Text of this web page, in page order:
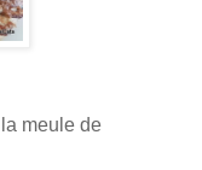
meule de